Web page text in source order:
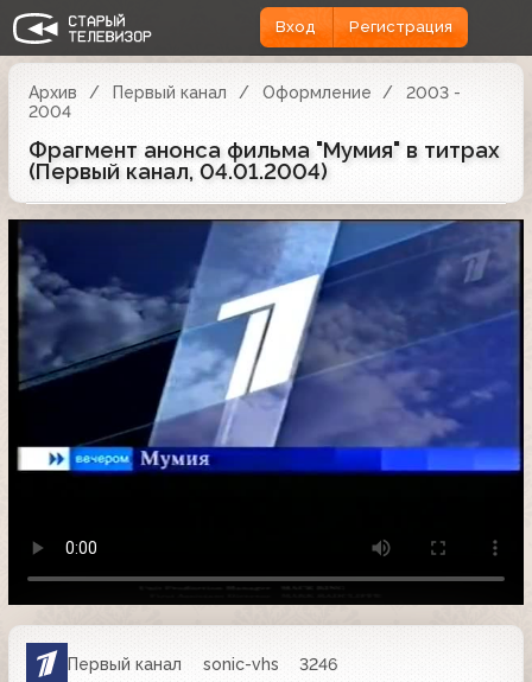
Вход Регистрация
Архив Первый канал Оформление
2003 -
2004
Фрагмент анонса фильма "Мумия" в титрах
(Первый канал, 04.01.2004)
Первый канал sonic-vhs
3246